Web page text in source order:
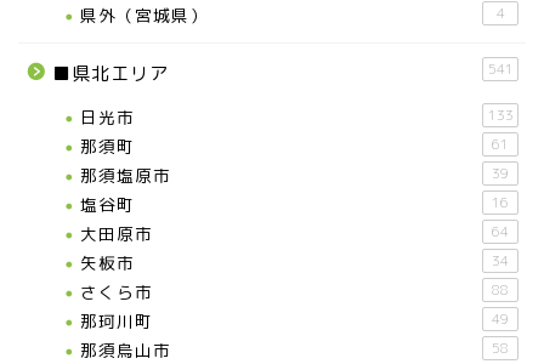
県外（宮城県） 4
■県北エリア 541
日光市 133
那須町 61
那須塩原市 39
塩谷町 16
大田原市 64
矢板市 34
さくら市 88
那珂川町 49
那須烏山市 58